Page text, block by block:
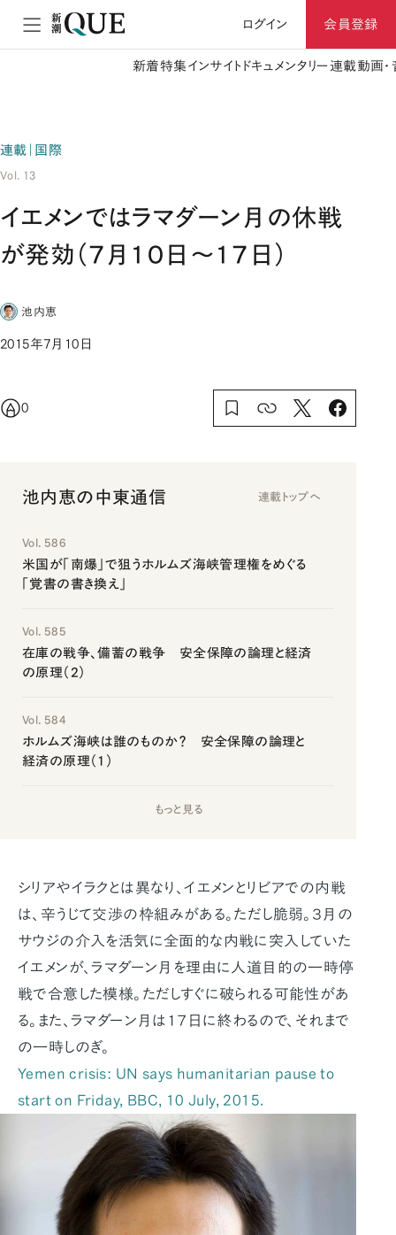
ログイン 会員登録
新着特集 インサイト ドキュメンタリー 連載動画
連載｜国際
Vol. 13
イエメンではラマダーン月の休戦
が発効（７月１０日〜１７日）
池内恵
2015年7月10日
0
池内恵の中東通信 連載トップへ
Vol. 586
米国が「南爆」で狙うホルムズ海峡管理権をめぐる
「覚書の書き換え」
Vol. 585
在庫の戦争、備蓄の戦争 安全保障の論理と経済
の原理（2）
Vol. 584
ホルムズ海峡は誰のものか？ 安全保障の論理と
経済の原理（1）
もっと見る
シリアやイラクとは異なり、イエメンとリビアでの内戦
は、辛うじて交渉の枠組みがある。ただし脆弱。３月の
サウジの介入を活気に全面的な内戦に突入していた
イエメンが、ラマダーン月を理由に人道目的の一時停
戦で合意した模様。ただしすぐに破られる可能性があ
る。また、ラマダーン月は１７日に終わるので、それまで
の一時しのぎ。
Yemen crisis: UN says humanitarian pause to
start on Friday, BBC, 10 July, 2015.